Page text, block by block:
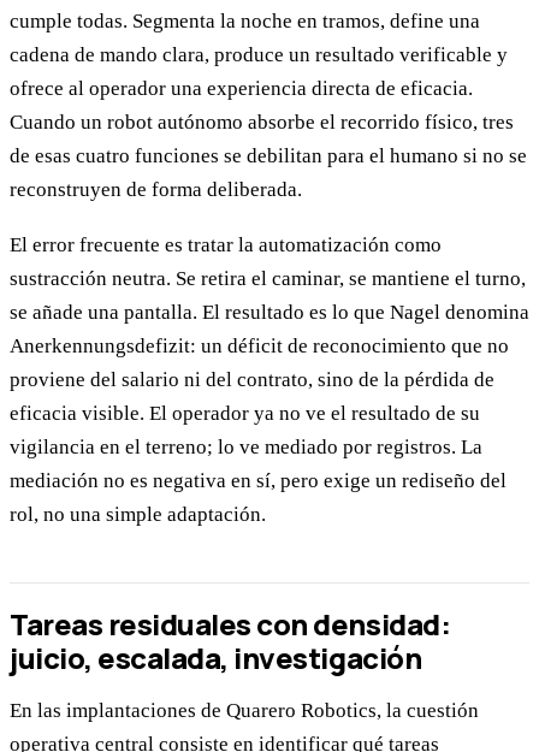
cumple todas. Segmenta la noche en tramos, define una
cadena de mando clara, produce un resultado verificable y
ofrece al operador una experiencia directa de eficacia.
Cuando un robot autónomo absorbe el recorrido físico, tres
de esas cuatro funciones se debilitan para el humano si no se
reconstruyen de forma deliberada.
El error frecuente es tratar la automatización como
sustracción neutra. Se retira el caminar, se mantiene el turno,
se añade una pantalla. El resultado es lo que Nagel denomina
Anerkennungsdefizit: un déficit de reconocimiento que no
proviene del salario ni del contrato, sino de la pérdida de
eficacia visible. El operador ya no ve el resultado de su
vigilancia en el terreno; lo ve mediado por registros. La
mediación no es negativa en sí, pero exige un rediseño del
rol, no una simple adaptación.
Tareas residuales con densidad:
juicio, escalada, investigación
En las implantaciones de Quarero Robotics, la cuestión
operativa central consiste en identificar qué tareas